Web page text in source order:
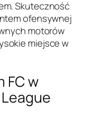
Skuteczność
ofensywnej
motorów
miejsce w
FC w